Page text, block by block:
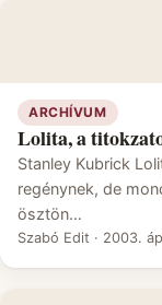
ARCHÍVUM
Lolita, a
Stanley Kubrick
regénynek, de
ösztön…
Szabó Edit · 2003.